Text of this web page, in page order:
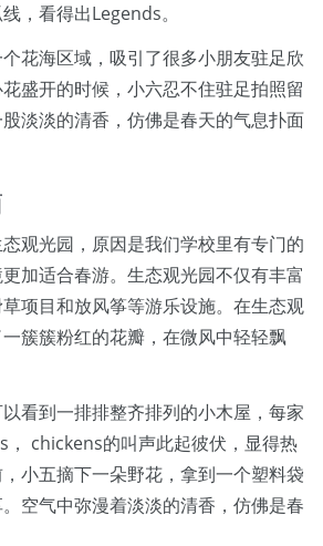
，看得出Legends。
花海区域，吸引了很多小朋友驻足欣
盛开的时候，小六忍不住驻足拍照留
淡淡的清香，仿佛是春天的气息扑面
观光园，原因是我们学校里有专门的
加适合春游。生态观光园不仅有丰富
项目和放风筝等游乐设施。在生态观
簇簇粉红的花瓣，在微风中轻轻飘
看到一排排整齐排列的小木屋，每家
， chickens的叫声此起彼伏，显得热
小五摘下一朵野花，拿到一个塑料袋
空气中弥漫着淡淡的清香，仿佛是春